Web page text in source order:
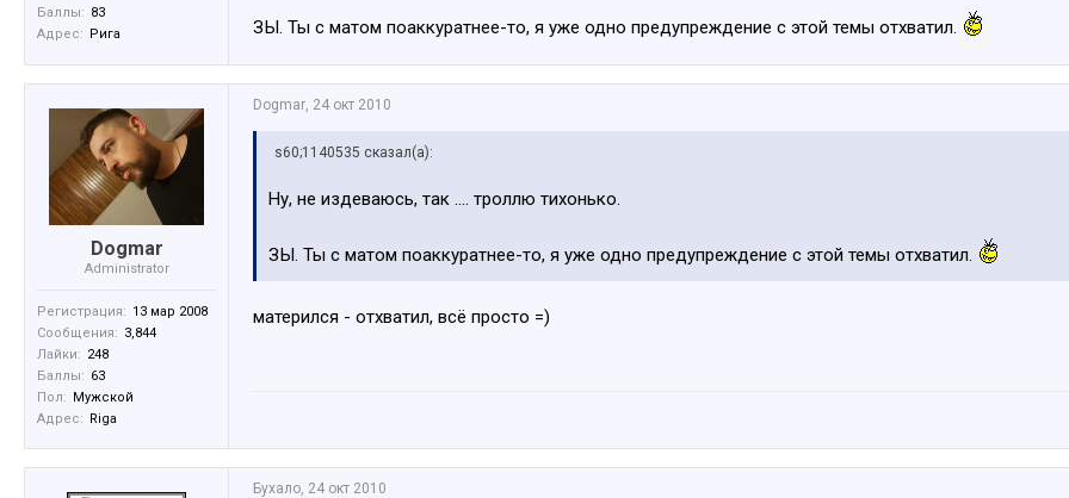
Баллы: 83
Адрес: Рига ЗЫ. Ты с матом поаккуратнее-то, я уже одно предупреждение с этой темы отхватил.
Dogmar
Administrator
Регистрация: 13 мар 2008
Сообщения: 3,844
Лайки: 248
Баллы: 63
Пол: Мужской
Адрес: Riga
Dogmar, 24 окт 2010
s60;1140535 сказал(а):
Ну, не издеваюсь, так .... троллю тихонько.
ЗЫ. Ты с матом поаккуратнее-то, я уже одно предупреждение с этой темы отхватил.
матерился - отхватил, всё просто =)
Бухало 24 окт 2010